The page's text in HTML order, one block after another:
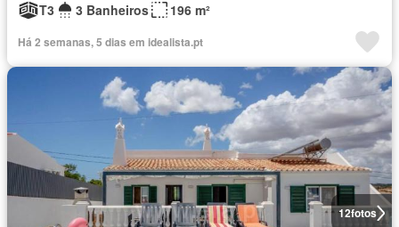
T3
3 Banheiros 196 m²
Há 2 semanas, 5 dias em idealista.pt
12fotos